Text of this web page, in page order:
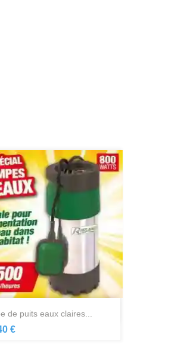
de puits eaux claires...
€